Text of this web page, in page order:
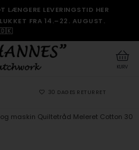
LÆNGERE LEVERINGSTID HER
FRA 14.–22. AUGUST.
🇩🇰
KURV
30 DAGES RETURRET
maskin Quiltetråd Meleret Cotton 30